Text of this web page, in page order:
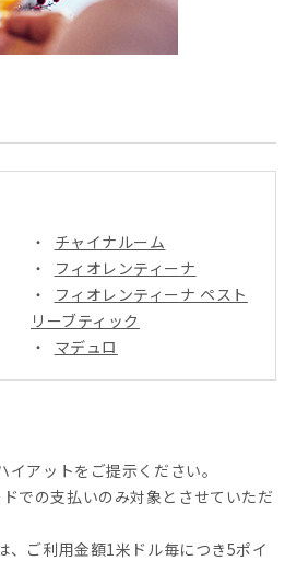
チャイナルーム
フィオレンティーナ
フィオレンティーナ ペスト
リーブティック
マデュロ
アットをご提示ください。
での支払いのみ対象とさせていただ
、ご利用金額1米ドル毎につき5ポイ